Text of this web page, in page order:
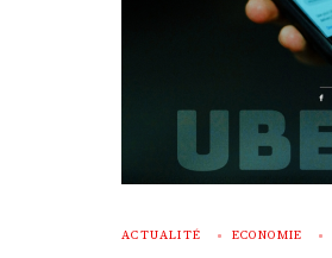
ACTUALITÉ ECONOMIE